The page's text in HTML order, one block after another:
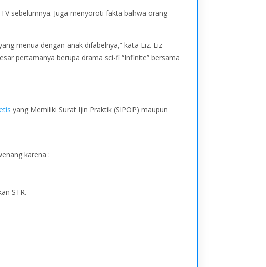
sebelumnya. Juga menyoroti fakta bahwa orang-
menua dengan anak difabelnya,” kata Liz. Liz
pertamanya berupa drama sci-fi “Infinite” bersama
yang Memiliki Surat Ijin Praktik (SIPOP) maupun
karena :
STR.